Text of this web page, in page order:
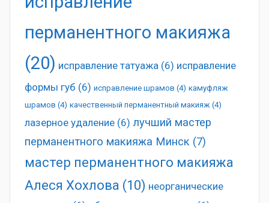
перманентного макияжа
(20) исправление татуажа (6) исправление
формы губ (6) исправление шрамов (4) камуфляж
шрамов (4) качественный перманентный макияж (4)
лазерное удаление (6) лучший мастер
перманентного макияжа Минск (7)
мастер перманентного макияжа
Алеся Хохлова (10) неорганические